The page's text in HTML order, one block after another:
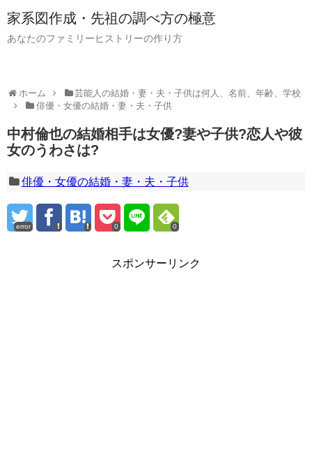
家系図作成・先祖の調べ方の極意
あなたのファミリーヒストリーの作り方
ホーム
芸能人の結婚・妻・夫・子供は何人、名前、年齢、学校
俳優・女優の結婚・妻・夫・子供
中村倫也の結婚相手は女優?妻や子供?恋人や彼
女のうわさは?
俳優・女優の結婚・妻・夫・子供
error 0 0
スポンサーリンク